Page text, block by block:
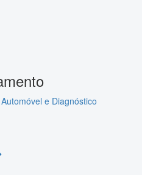
Automóvel e Diagnóstico